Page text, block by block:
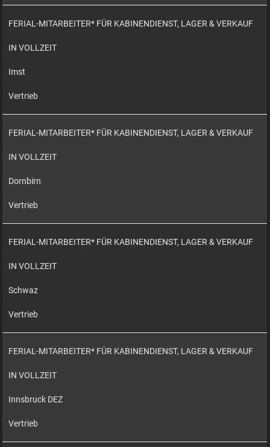
FERIAL-MITARBEITER* FÜR KABINENDIENST, LAGER & VERKAUF
IN VOLLZEIT
Imst
Vertrieb
FERIAL-MITARBEITER* FÜR KABINENDIENST, LAGER & VERKAUF
IN VOLLZEIT
Dornbirn
Vertrieb
FERIAL-MITARBEITER* FÜR KABINENDIENST, LAGER & VERKAUF
IN VOLLZEIT
Schwaz
Vertrieb
FERIAL-MITARBEITER* FÜR KABINENDIENST, LAGER & VERKAUF
IN VOLLZEIT
Innsbruck DEZ
Vertrieb